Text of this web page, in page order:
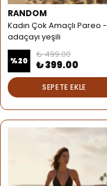
RANDOM
Kadın Çok Amaçlı Pareo -
adaçayı yeşili
%20
₺ 499.00
₺ 399.00
SEPETE EKLE